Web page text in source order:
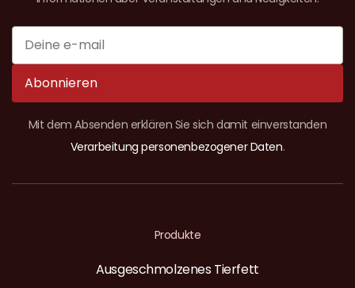
Abonnieren
Mit dem Absenden erklären Sie sich damit einverstanden
Verarbeitung personenbezogener Daten.
Produkte
Ausgeschmolzenes Tierfett